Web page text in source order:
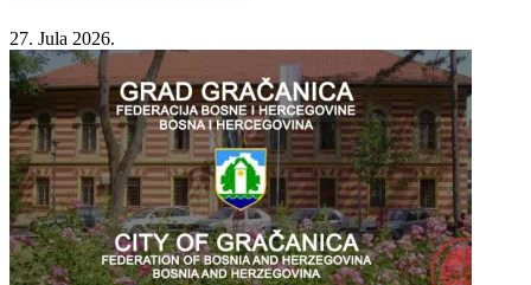
27. Jula 2026.